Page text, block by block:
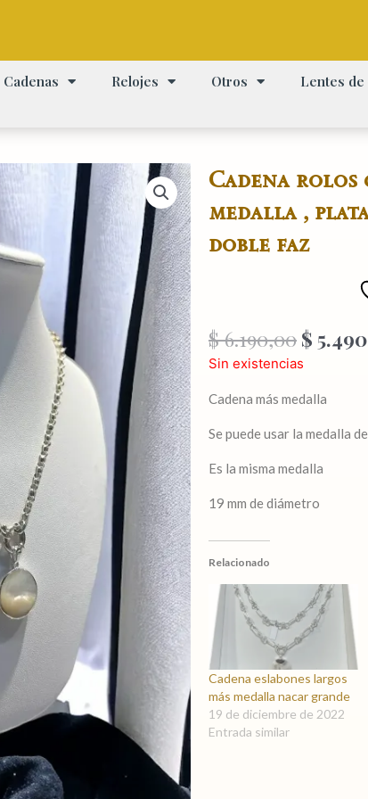
Cadenas Relojes Otros Lentes de
Cadena rolos
medalla ,
doble faz
$6.190,00 El
precio
era:
$
$
Sin existencias
Cadena más medalla
Se puede usar la medalla
Es la misma medalla
19 mm de diámetro
Relacionado
Cadena eslabones largos
más medalla nacar grande
19 de diciembre de 2022
Entrada similar